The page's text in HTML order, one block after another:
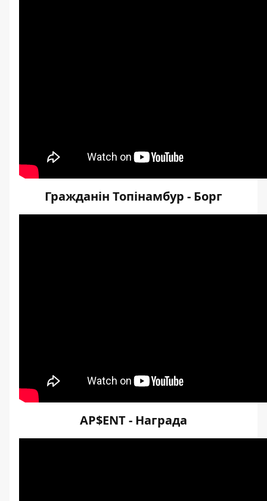
Гражданін Топінамбур - Борг
AP$ENT - Награда